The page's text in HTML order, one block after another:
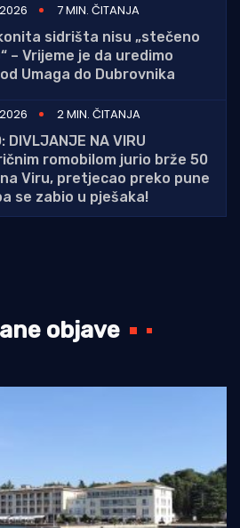
7 MIN. ČITANJA
sidrišta nisu „stečeno
– Vrijeme je da uredimo
Umaga do Dubrovnika
2 MIN. ČITANJA
DIVLJANJE NA VIRU
romobilom jurio brže 50
Viru, pretjecao preko pune
se zabio u pješaka!
objave